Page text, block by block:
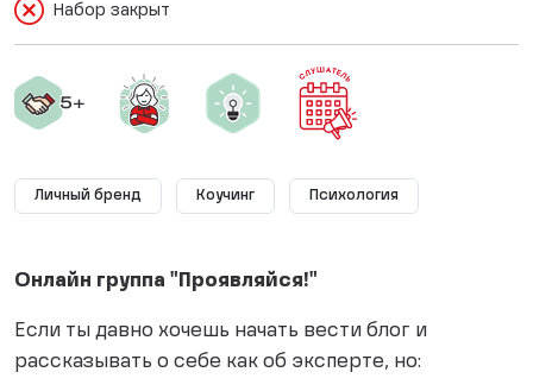
Набор закрыт
Личный бренд Коучинг Психология
Онлайн группа "Проявляйся!"
Если ты давно хочешь начать вести блог и
рассказывать о себе как об эксперте, но: